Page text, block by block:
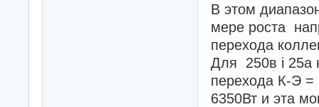
В этом
мере роста
перехода
Для 250в і 25а
перехода К-Э =
6350Вт и эта